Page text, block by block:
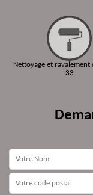
Nettoyage et ravalement
33